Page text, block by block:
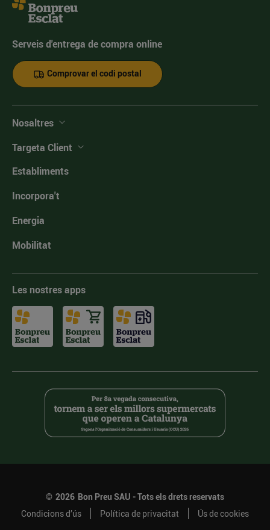
Serveis d'entrega de compra online
Comprovar el codi postal
Nosaltres
Targeta Client
Establiments
Incorpora't
Energia
Mobilitat
Les nostres apps
© 2026 Bon Preu SAU - Tots els drets reservats
Condicions d’ús
Política de privacitat Ús de cookies